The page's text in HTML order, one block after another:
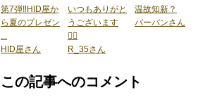
第7弾‼️HID屋か
ら夏のプレゼン
HID屋さん
いつもありがと
うございます
🙇‍♂️
R_35さん
温故知新？
バーバンさん
この記事へのコメント